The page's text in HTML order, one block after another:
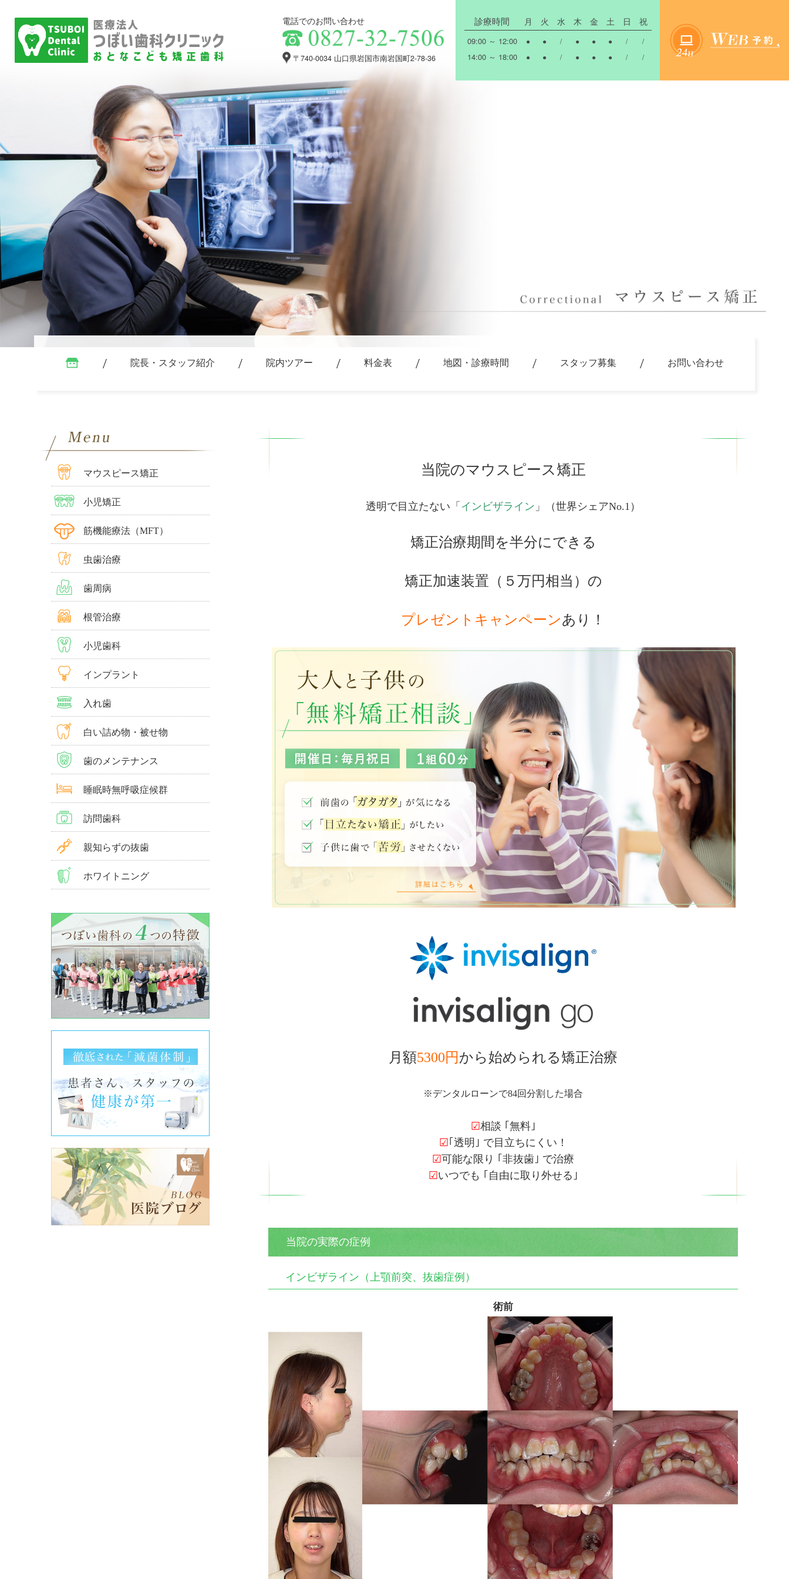
電話でのお問い合わせ
〒740-0034 山口県岩国市南岩国町2-78-36
診療時間 月 火 水 木 金 土 日 祝
09:00 ～ 12:00 ● ● / ● ● ● / /
14:00 ～ 18:00 ● ● / ● ● ● / /
院長・スタッフ紹介 院内ツアー 料金表 地図・診療時間 スタッフ募集 お問い合わせ
当院のマウスピース矯正
透明で目立たない「 インビザライン 」 （世界シェアNo.1）
矯正治療期間を半分にできる
矯正加速装置（５万円相当）の
プレゼントキャンペーンあり！
月額5300円から始められる矯正治療
※デンタルローンで84回分割した場合
☑相談 ｢無料｣
☑｢透明｣ で目立ちにくい！
☑可能な限り ｢非抜歯｣ で治療
☑いつでも ｢自由に取り外せる｣
当院の実際の症例
インビザライン（上顎前突、抜歯症例）
術前
マウスピース矯正
小児矯正
筋機能療法（MFT）
虫歯治療
歯周病
根管治療
小児歯科
インプラント
入れ歯
白い詰め物・被せ物
歯のメンテナンス
睡眠時無呼吸症候群
訪問歯科
親知らずの抜歯
ホワイトニング